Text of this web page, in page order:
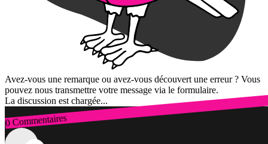
Avez-vous une remarque ou avez-vous découvert une erreur ? Vous
pouvez nous transmettre votre message via le formulaire.
La discussion est chargée...
0 Commentaires
Connexion